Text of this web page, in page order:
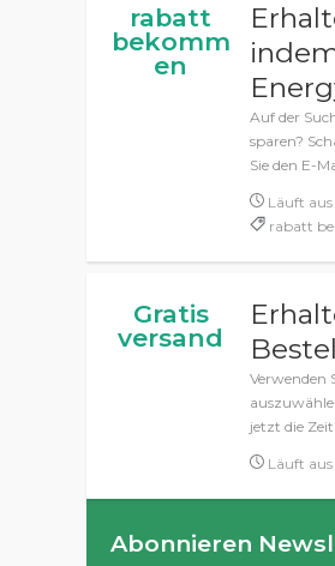
rabatt
bekomm
en
Auf der
sparen?
Sie den E-
Läuft
rabatt
Gratis
versand
Verwenden
jetzt die
Läuft aus
Abonnieren